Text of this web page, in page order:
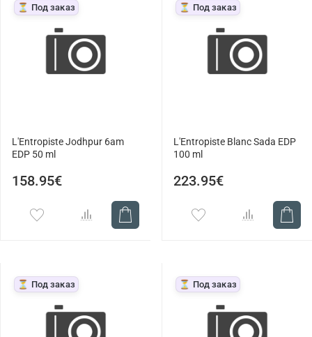
⏳ Под заказ
L'Entropiste Jodhpur 6am
EDP 50 ml
158.95€
⏳ Под заказ
L'Entropiste Blanc Sada EDP
100 ml
223.95€
⏳ Под заказ ⏳ Под заказ